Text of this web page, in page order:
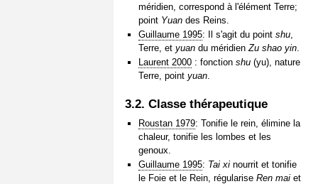
méridien, correspond à l'élément Terre;
point Yuan des Reins.
Guillaume 1995: Il s'agit du pointshu
Terre, etyuan du méridienZu shao yin
Laurent 2000 : fonctionshu (yu), nature
Terre, pointyuan
3.2. Classe thérapeutique
Roustan 1979: Tonifie le rein, élimine la
chaleur, tonifie les lombes et les
genoux.
Guillaume 1995: Tai xi nourrit et tonifie
le Foie et le Rein, régulariseRen mai et